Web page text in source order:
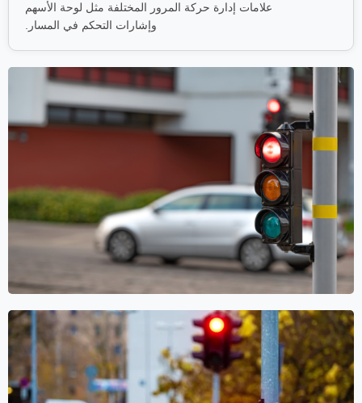
علامات إدارة حركة المرور المختلفة مثل لوحة الأسهم
وإشارات التحكم في المسار.